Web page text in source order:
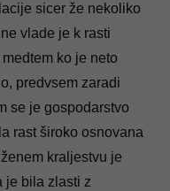
sicer že nekoliko
vlade je k rasti
ko je neto
predvsem zaradi
se je gospodarstvo
rast široko osnovana
kraljestvu je
je bila zlasti z